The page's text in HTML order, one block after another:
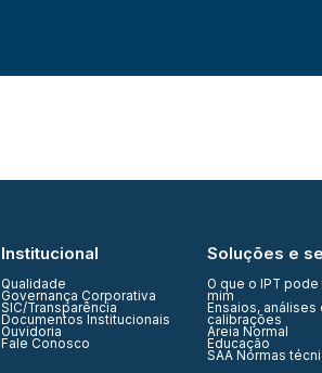
Institucional
Qualidade
Governança Corporativa
SIC/Transparência
Documentos Institucionais
Ouvidoria
Fale Conosco
Soluções e
O que o IPT
mim
Ensaios, análises
calibrações
Areia Normal
Educação
SAA Normas